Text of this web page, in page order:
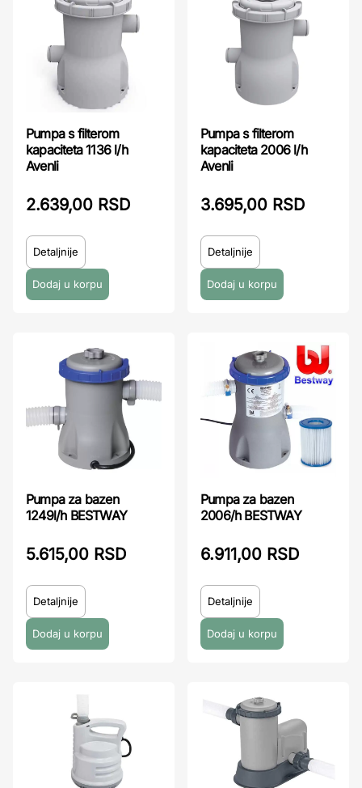
Pumpa s filterom
kapaciteta 1136 l/h
Avenli
2.639,00 RSD
Detaljnije
Pumpa s filterom
kapaciteta 2006 l/h
Avenli
3.695,00 RSD
Detaljnije
Pumpa za bazen
1249l/h BESTWAY
5.615,00 RSD
Detaljnije
Pumpa za bazen
2006/h BESTWAY
6.911,00 RSD
Detaljnije